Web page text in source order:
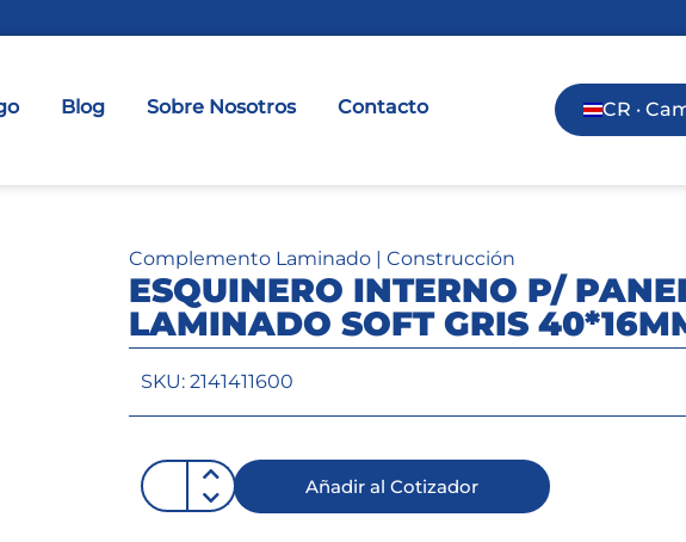
Blog Sobre Nosotros Contacto CR ·
Complemento Laminado| Construcción
ESQUINERO INTERNO P/
LAMINADO SOFT GRIS
SKU: 2141411600
Añadir al Cotizador